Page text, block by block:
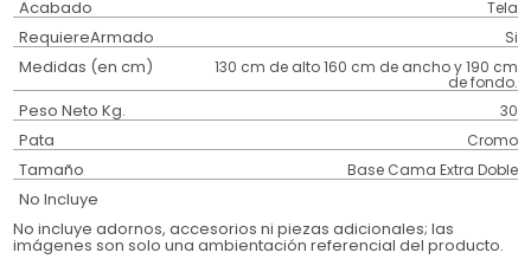
Acabado Tela
RequiereArmado Si
Medidas (en cm) 130 cm de alto 160 cm de ancho y 190 cm
de fondo.
Peso Neto Kg. 30
Pata Cromo
Tamaño Base Cama Extra Doble
No Incluye
No incluye adornos, accesorios ni piezas adicionales; las
imágenes son solo una ambientación referencial del producto.